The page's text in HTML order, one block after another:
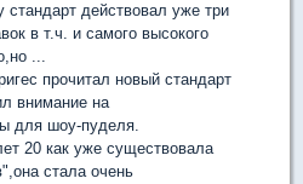
действовал уже три
в т.ч. и самого высокого
...
прочитал новый стандарт
внимание на
для шоу-пуделя.
20 как уже существовала
стала очень